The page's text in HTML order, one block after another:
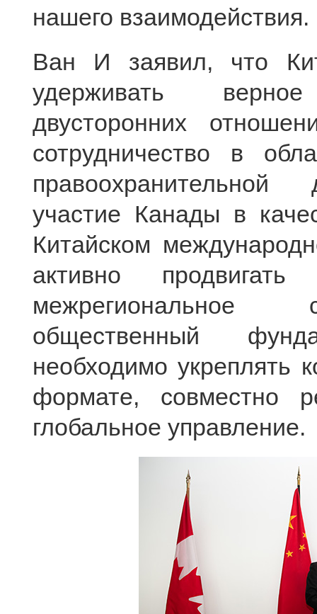
нашего взаимодействия.
Ван И заявил, что
удерживать
двусторонних
сотрудничество в
правоохранительной
участие Канады в
Китайском
активно
межрегиональное
общественный
необходимо укреплять
формате, совместно
глобальное управление.